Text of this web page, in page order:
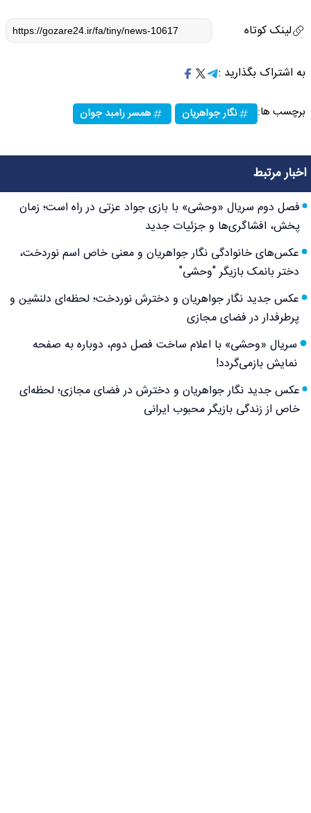
لینک کوتاه
به اشتراک بگذارید :
برچسب ها: نگار جواهریان همسر رامبد جوان
اخبار مرتبط
فصل دوم سریال «وحشی» با بازی جواد عزتی در راه است؛ زمان
پخش، افشاگری‌ها و جزئیات جدید
عکس‌های خانوادگی نگار جواهریان و معنی خاص اسم نوردخت،
دختر بانمک بازیگر "وحشی"
عکس جدید نگار جواهریان و دخترش نوردخت؛ لحظه‌ای دلنشین و
پرطرفدار در فضای مجازی
سریال «وحشی» با اعلام ساخت فصل دوم، دوباره به صفحه
نمایش بازمی‌گردد!
عکس جدید نگار جواهریان و دخترش در فضای مجازی؛ لحظه‌ای
خاص از زندگی بازیگر محبوب ایرانی